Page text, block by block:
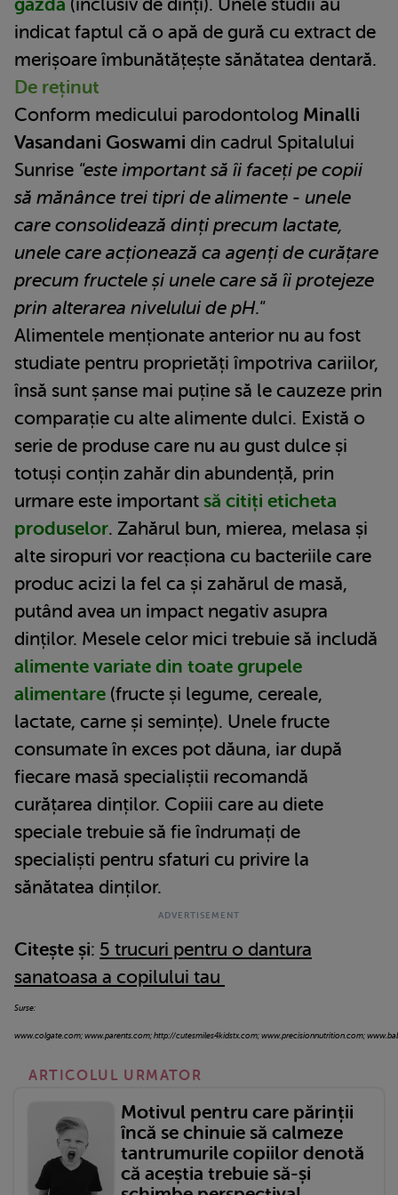
indicat faptul că o apă de gură cu extract de
merișoare îmbunătățește sănătatea dentară.
De reținut
Conform medicului parodontolog Minalli
Vasandani Goswami din cadrul Spitalului
Sunrise "este important să îi faceți pe copii
să mănânce trei tipri de alimente - unele
care consolidează dinți precum lactate,
unele care acționează ca agenți de curățare
precum fructele și unele care să îi protejeze
prin alterarea nivelului de pH."
Alimentele menționate anterior nu au fost
studiate pentru proprietăți împotriva cariilor,
însă sunt șanse mai puține să le cauzeze prin
comparație cu alte alimente dulci. Există o
serie de produse care nu au gust dulce și
totuși conțin zahăr din abundență, prin
urmare este important să citiți eticheta
produselor. Zahărul bun, mierea, melasa și
alte siropuri vor reacționa cu bacteriile care
produc acizi la fel ca și zahărul de masă,
putând avea un impact negativ asupra
dinților. Mesele celor mici trebuie să includă
alimente variate din toate grupele
alimentare (fructe și legume, cereale,
lactate, carne și semințe). Unele fructe
consumate în exces pot dăuna, iar după
fiecare masă specialiștii recomandă
curățarea dinților. Copiii care au diete
speciale trebuie să fie îndrumați de
specialiști pentru sfaturi cu privire la
sănătatea dinților.
Citește și: 5 trucuri pentru o dantura
sanatoasa a copilului tau
Surse:
www.colgate.com; www.parents.com; http://cutesmiles4kidstx.com; www.precisionnutrition.com;
ARTICOLUL URMATOR
Motivul pentru care părinții
încă se chinuie să calmeze
tantrumurile copiilor denotă
că aceștia trebuie să-și